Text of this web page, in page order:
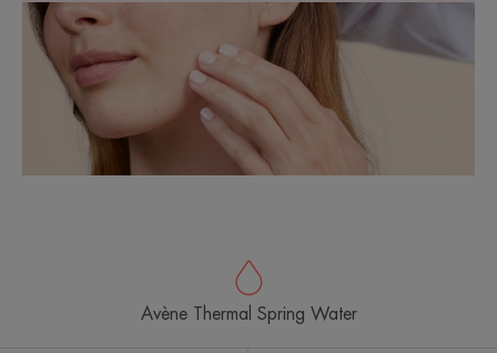
Avène Thermal Spring Water